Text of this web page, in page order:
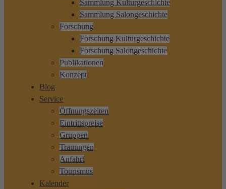
Sammlung Kulturgeschichte
Sammlung Salongeschichte
Forschung
Forschung Kulturgeschichte
Forschung Salongeschichte
Publikationen
Konzept
Blog
Service
Öffnungszeiten
Eintrittspreise
Gruppen
Trauungen
Anfahrt
Tourismus
Kalender